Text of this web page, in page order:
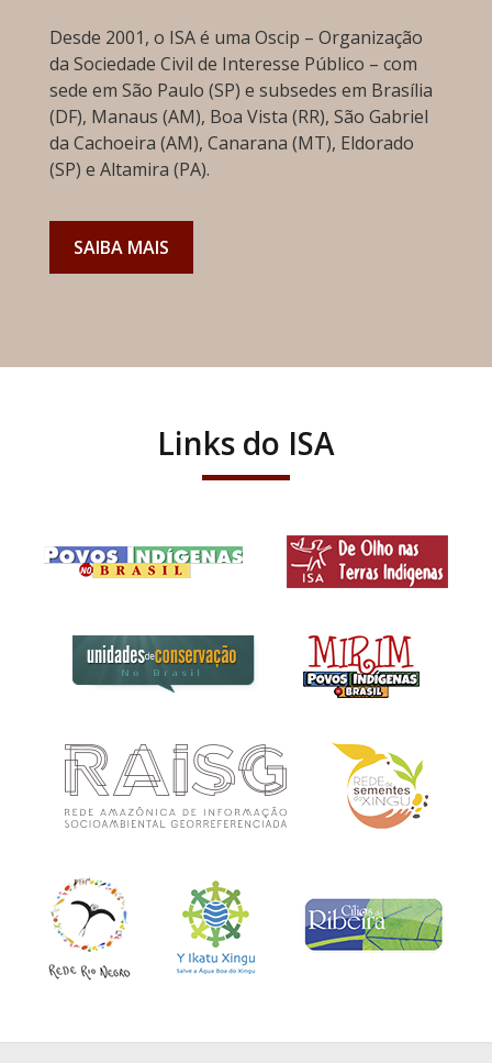
Desde 2001, o ISA é uma Oscip – Organização
da Sociedade Civil de Interesse Público – com
sede em São Paulo (SP) e subsedes em Brasília
(DF), Manaus (AM), Boa Vista (RR), São Gabriel
da Cachoeira (AM), Canarana (MT), Eldorado
(SP) e Altamira (PA).
SAIBA MAIS
Links do ISA